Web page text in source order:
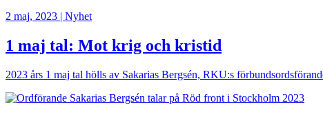
2 maj, 2023 | Nyhet
1 maj tal: Mot krig och kristid
2023 års 1 maj tal hölls av Sakarias Bergsén, RKU:s
Bild